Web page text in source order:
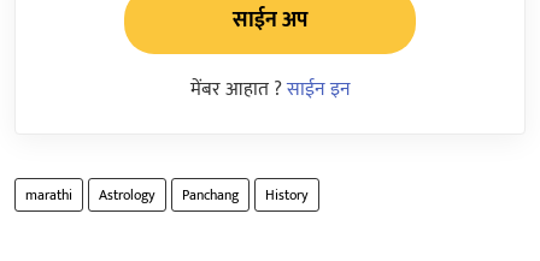
साईन अप
मेंबर आहात ?साईन इन
marathi Astrology Panchang History